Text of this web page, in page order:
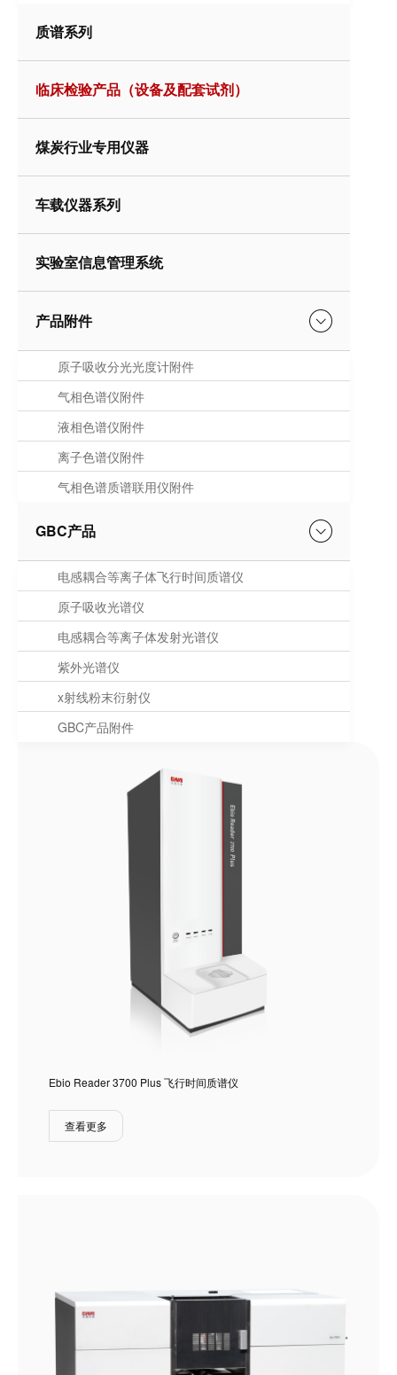
质谱系列
临床检验产品（设备及配套试剂）
煤炭行业专用仪器
车载仪器系列
实验室信息管理系统
产品附件
原子吸收分光光度计附件
气相色谱仪附件
液相色谱仪附件
离子色谱仪附件
气相色谱质谱联用仪附件
GBC产品
电感耦合等离子体飞行时间质谱仪
原子吸收光谱仪
电感耦合等离子体发射光谱仪
紫外光谱仪
x射线粉末衍射仪
GBC产品附件
Ebio Reader 3700 Plus 飞行时间质谱仪
查看更多